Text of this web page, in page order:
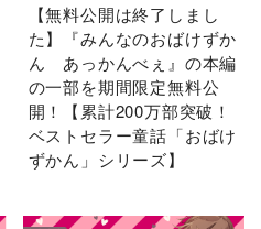
【無料公開は終了しまし
た】『みんなのおばけずか
ん あっかんべぇ』の本編
の一部を期間限定無料公
開！【累計200万部突破！
ベストセラー童話「おばけ
ずかん」シリーズ】